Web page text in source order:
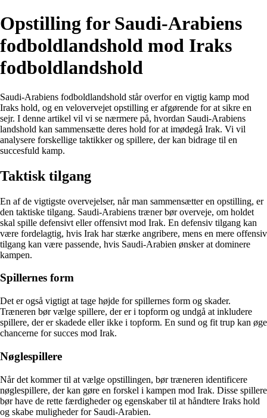
Opstilling for Saudi-Arabiens
fodboldlandshold mod Iraks
fodboldlandshold
Saudi-Arabiens fodboldlandshold står overfor en vigtig kamp mod
Iraks hold, og en velovervejet opstilling er afgørende for at sikre en
sejr. I denne artikel vil vi se nærmere på, hvordan Saudi-Arabiens
landshold kan sammensætte deres hold for at imødegå Irak. Vi vil
analysere forskellige taktikker og spillere, der kan bidrage til en
succesfuld kamp.
Taktisk tilgang
En af de vigtigste overvejelser, når man sammensætter en opstilling, er
den taktiske tilgang. Saudi-Arabiens træner bør overveje, om holdet
skal spille defensivt eller offensivt mod Irak. En defensiv tilgang kan
være fordelagtig, hvis Irak har stærke angribere, mens en mere offensiv
tilgang kan være passende, hvis Saudi-Arabien ønsker at dominere
kampen.
Spillernes form
Det er også vigtigt at tage højde for spillernes form og skader.
Træneren bør vælge spillere, der er i topform og undgå at inkludere
spillere, der er skadede eller ikke i topform. En sund og fit trup kan øge
chancerne for succes mod Irak.
Nøglespillere
Når det kommer til at vælge opstillingen, bør træneren identificere
nøglespillere, der kan gøre en forskel i kampen mod Irak. Disse spillere
bør have de rette færdigheder og egenskaber til at håndtere Iraks hold
og skabe muligheder for Saudi-Arabien.